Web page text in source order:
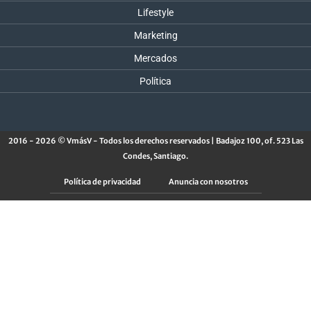
Lifestyle
Marketing
Mercados
Política
2016 - 2026 © VmásV - Todos los derechos reservados | Badajoz 100, of. 523 Las
Condes, Santiago.
Política de privacidad Anuncia con nosotros